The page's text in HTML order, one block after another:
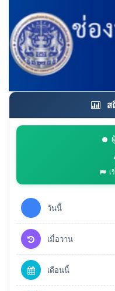
ส
เ
วันนี้
เมื่อวาน
เดือนนี้